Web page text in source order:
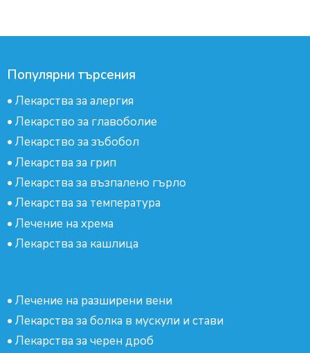
Популярни търсения
• Лекарства за алергия
• Лекарство за главоболие
• Лекарство за зъбобол
• Лекарства за грип
• Лекарства за възпалено гърло
• Лекарства за температура
• Лечение на хрема
• Лекарства за кашлица
• Лечение на разширени вени
• Лекарства за болка в мускули и стави
• Лекарства за черен дроб